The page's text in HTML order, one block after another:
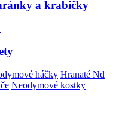
a krabičky
háčky Hranaté Nd
Neodymové kostky